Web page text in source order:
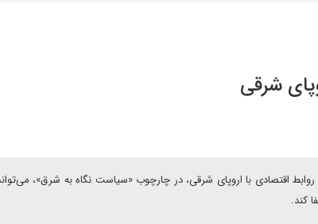
شرقی
اقتصادی با اروپای شرقی، در چارچوب «سیاست نگاه به شرق»،
کند.